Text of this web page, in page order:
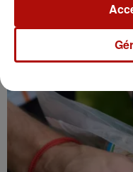
Le Jardin des